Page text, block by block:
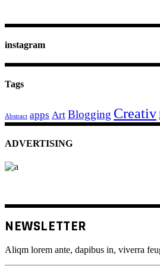
instagram
Tags
Abstract apps Art Blogging Creativ
ADVERTISING
NEWSLETTER
Aliqm lorem ante, dapibus in, viverra